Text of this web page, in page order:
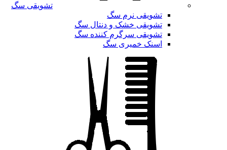
تشویقی سگ
تشویقی نرم سگ
تشویقی خشک و دنتال سگ
تشویقی سرگرم کننده سگ
اسنک خمیری سگ